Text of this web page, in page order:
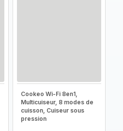
Cookeo Wi-Fi 8en1,
Multicuiseur, 8 modes de
cuisson, Cuiseur sous
pression